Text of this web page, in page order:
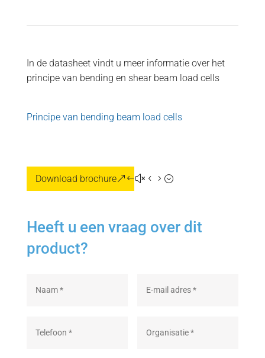
In de datasheet vindt u meer informatie over het
principe van bending en shear beam load cells
Principe van bending beam load cells
Download brochure
Heeft u een vraag over dit
product?